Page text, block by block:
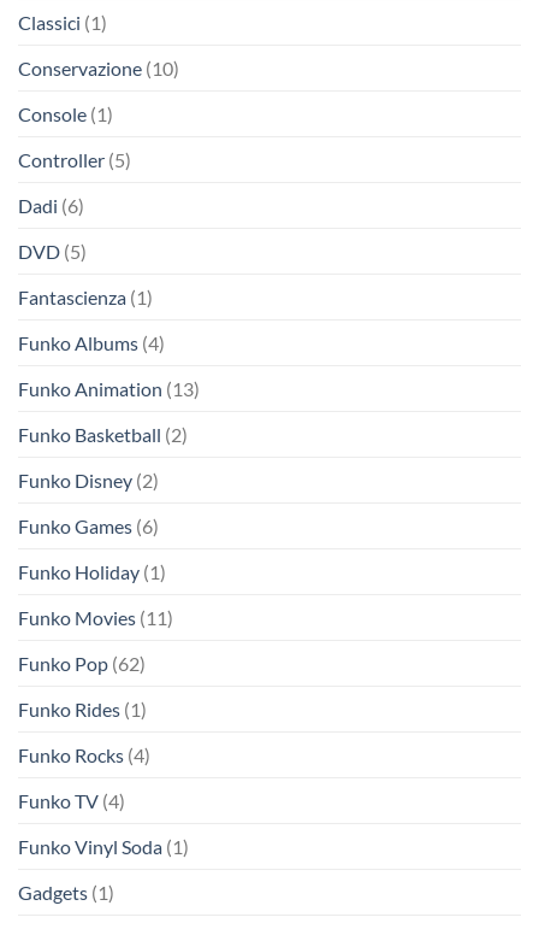
Classici (1)
Conservazione (10)
Console (1)
Controller (5)
Dadi (6)
DVD (5)
Fantascienza (1)
Funko Albums (4)
Funko Animation (13)
Funko Basketball (2)
Funko Disney (2)
Funko Games (6)
Funko Holiday (1)
Funko Movies (11)
Funko Pop (62)
Funko Rides (1)
Funko Rocks (4)
Funko TV (4)
Funko Vinyl Soda (1)
Gadgets (1)